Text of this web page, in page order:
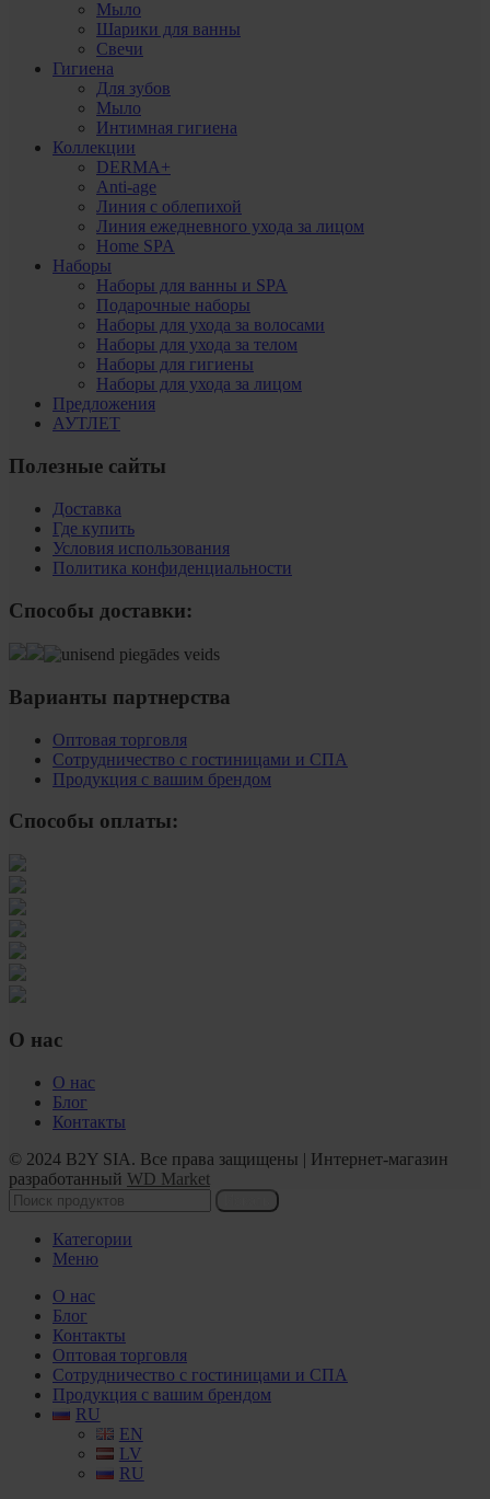
Мыло
Шарики для ванны
Свечи
Гигиена
Для зубов
Мыло
Интимная гигиена
Коллекции
DERMA+
Anti-age
Линия с облепихой
Линия ежедневного ухода за лицом
Home SPA
Наборы
Наборы для ванны и SPA
Подарочные наборы
Наборы для ухода за волосами
Наборы для ухода за телом
Наборы для гигиены
Наборы для ухода за лицом
Предложения
АУТЛЕТ
Полезные сайты
Доставка
Где купить
Условия использования
Политика конфиденциальности
Способы доставки:
Варианты партнерства
Оптовая торговля
Сотрудничество с гостиницами и СПА
Продукция с вашим брендом
Способы оплаты:
О нас
О нас
Блог
Контакты
© 2024 B2Y SIA. Все права защищены | Интернет-магазин
разработанный WD Market
Категории
Меню
О нас
Блог
Контакты
Оптовая торговля
Сотрудничество с гостиницами и СПА
Продукция с вашим брендом
RU
EN
LV
RU